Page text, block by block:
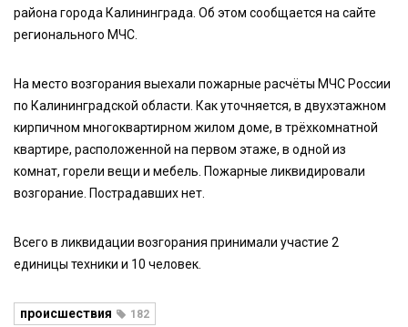
района города Калининграда. Об этом сообщается на сайте
регионального МЧС.
На место возгорания выехали пожарные расчёты МЧС России
по Калининградской области. Как уточняется, в двухэтажном
кирпичном многоквартирном жилом доме, в трёхкомнатной
квартире, расположенной на первом этаже, в одной из
комнат, горели вещи и мебель. Пожарные ликвидировали
возгорание. Пострадавших нет.
Всего в ликвидации возгорания принимали участие 2
единицы техники и 10 человек.
происшествия 182